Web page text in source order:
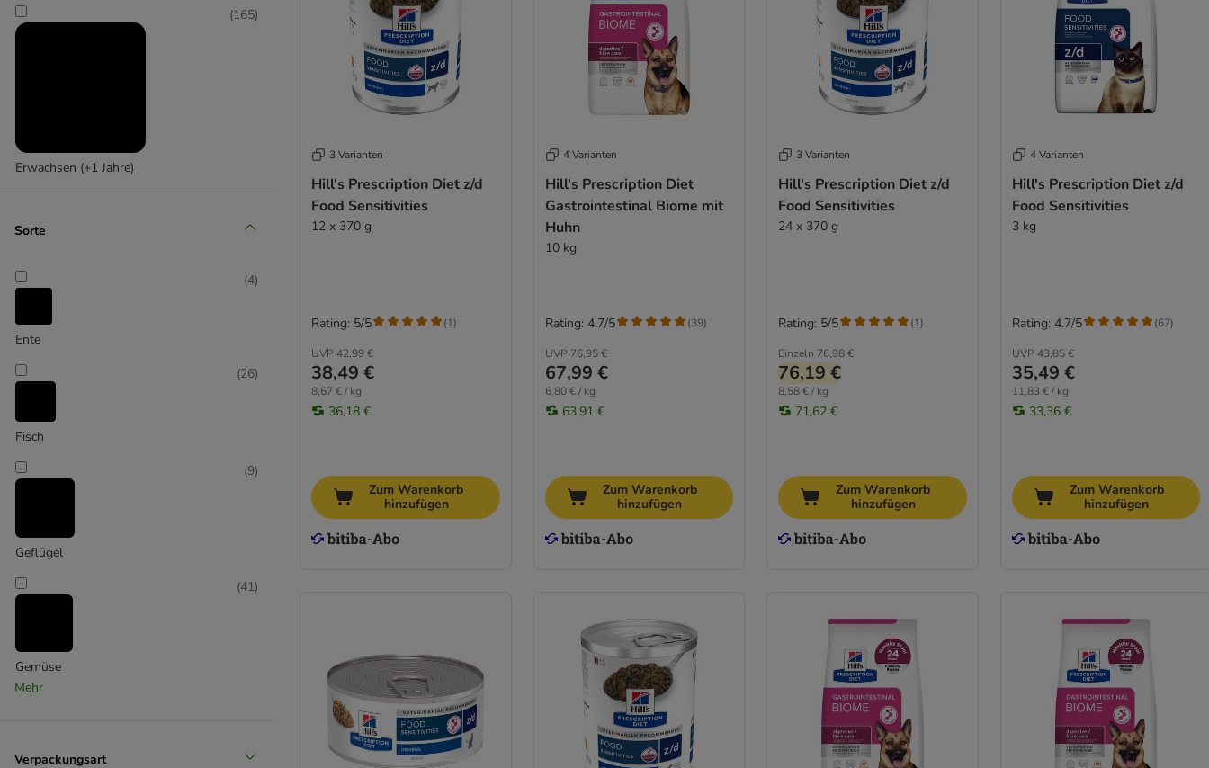
Erwachsen (+1 Jahre)
(165)
Sorte
Ente
(4)
Fisch
(26)
Geflügel
(9)
Gemüse
(41)
Mehr
Verpackungsart
3 Varianten
Hill's Prescription Diet z/d
Food Sensitivities
12 x 370 g
UVP 42,99 €
38,49 €
8,67 € / kg
36,18 €
Rating: 5/5 (1)
Zum Warenkorb
hinzufügen
4 Varianten
Hill's Prescription Diet
Gastrointestinal Biome mit
Huhn
10 kg
UVP 76,95 €
67,99 €
6,80 € / kg
63,91 €
Rating: 4.7/5 (39)
Zum Warenkorb
hinzufügen
3 Varianten
Hill's Prescription Diet z/d
Food Sensitivities
24 x 370 g
Einzeln 76,98 €
76,19 €
8,58 € / kg
71,62 €
Rating: 5/5 (1)
Zum Warenkorb
hinzufügen
4 Varianten
Hill's Prescription Diet z/d
Food Sensitivities
3 kg
UVP 43,85 €
35,49 €
11,83 € / kg
33,36 €
Rating: 4.7/5 (67)
Zum Warenkorb
hinzufügen